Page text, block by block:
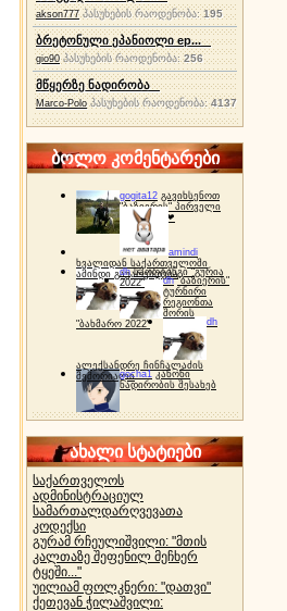
akson777 პასუხების რაოდენობა:195
ბრეტონული ეპანიოლი ep...
gio90 პასუხების რაოდენობა:256
მწყერზე ნადირობა
Marco-Polo პასუხების რაოდენობა:4137
ბოლო კომენტარები
gogita12 გავიხსენოთ
"ბაზიერის" პირველი
ტურნირი ❤
amindi
ხვალიდან საქართველოში
ამინდი გაუარესდება
dh სპორტინგი "გურია
2022"
dh "ბაზიერის"
ტურნირი
რეგიონთა
შორის
"ბახმარო 2022"
dh
ალექსანდრე ჩინჩალაძის
მემორიალიgocha1 კანონი
ნადირობის შესახებ
ახალი სტატიები
საქართველოს
ადმინისტრაციულ
სამართალდარღვევათა
კოდექსი
გურამ რჩეულიშვილი: "მთის
კალთაზე შეფენილ მეჩხერ
ტყეში..."
უილიამ ფოლკნერი: "დათვი"
ქეთევან ჭილაშვილი: